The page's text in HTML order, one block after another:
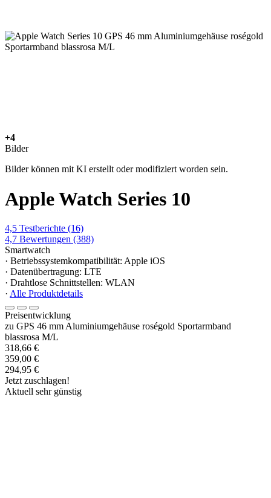
+4
Bilder
Bilder können mit KI erstellt oder modifiziert worden sein.
Apple Watch Series 10
4,5 Testberichte (16)
4,7 Bewertungen (388)
Smartwatch
· Betriebssystemkompatibilität: Apple iOS
· Datenübertragung: LTE
· Drahtlose Schnittstellen: WLAN
· Alle Produktdetails
Preisentwicklung
zu GPS 46 mm Aluminiumgehäuse roségold Sportarmband
blassrosa M/L
318,66 €
359,00 €
294,95 €
Jetzt zuschlagen!
Aktuell sehr günstig